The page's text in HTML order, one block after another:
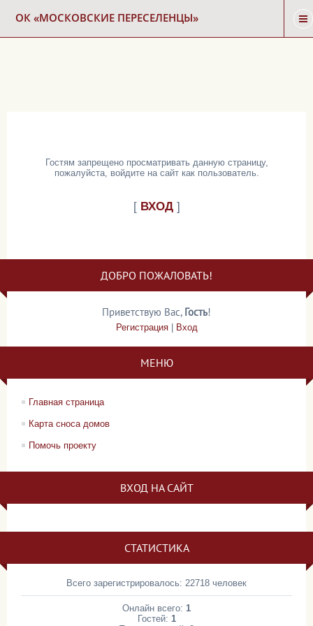
ОК «МОСКОВСКИЕ ПЕРЕСЕЛЕНЦЫ»
Гостям запрещено просматривать данную страницу,
пожалуйста, войдите на сайт как пользователь.
[ ВХОД]
ДОБРО ПОЖАЛОВАТЬ!
Приветствую Вас, Гость!
Регистрация| Вход
МЕНЮ
Главная страница
Карта сноса домов
Помочь проекту
ВХОД НА САЙТ
СТАТИСТИКА
Всего зарегистрировалось: 22718 человек
Онлайн всего: 1
Гостей: 1